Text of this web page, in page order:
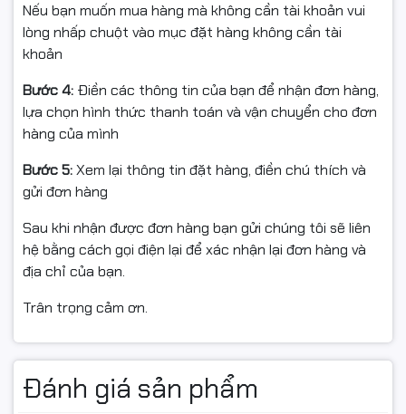
Bảo hành 12 tháng
Giao hàng toàn quốc, đóng gói an toàn
📦 Điều kiện hoàn hàng
Quay video mở gói khi nhận để làm bằng chứng nếu va
đập/lỗi vận chuyển.
Nếu chưa dùng được, vui lòng liên hệ kỹ thuật để được
hỗ trợ trước khi hoàn.
Hàng hoàn cần nguyên trạng, không trầy xước/hư
hỏng, đủ phụ kiện/tem/hộp.
Chỉ hỗ trợ đổi/hoàn khi sản phẩm còn giá trị sử dụng &
theo quy định của sàn.
Nếu bạn muốn mua hàng mà không cần tài khoản vui
lòng nhấp chuột vào mục đặt hàng không cần tài
khoản
Bước 4: Điền các thông tin của bạn để nhận đơn hàng,
lựa chọn hình thức thanh toán và vận chuyển cho đơn
hàng của mình
Bước 5:Xem lại thông tin đặt hàng, điền chú thích và
gửi đơn hàng
Sau khi nhận được đơn hàng bạn gửi chúng tôi sẽ liên
hệ bằng cách gọi điện lại để xác nhận lại đơn hàng và
địa chỉ của bạn.
Trân trọng cảm ơn.
Đánh giá sản phẩm